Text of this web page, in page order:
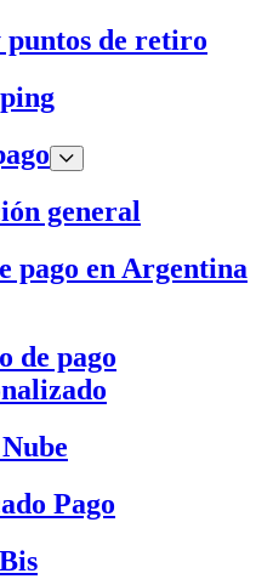
puntos de retiro
general
pago en Argentina
de pago
Pago